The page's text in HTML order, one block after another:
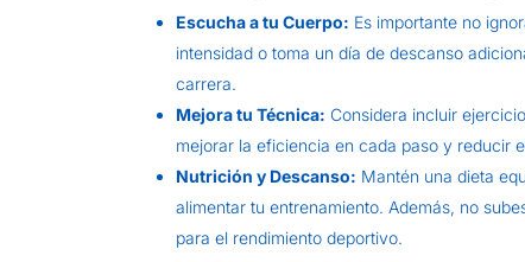
Escucha a tu Cuerpo: Es importante no
intensidad o toma un día de descanso
carrera.
Mejora tu Técnica: Considera incluir
mejorar la eficiencia en cada paso y reducir
Nutrición y Descanso: Mantén una dieta
alimentar tu entrenamiento. Además, no
para el rendimiento deportivo.